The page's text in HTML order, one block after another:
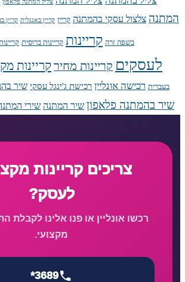
צליל המתנה פלאפון
המתנה צלצול עסקי בהמתנה קריין קריין באנגלית קריין
בשפה זרה קריינות קריינות ברוסית
לעסקים קריינות מחירקריינות
בעברית רכישה אונליין רכישת ג'ינגל עסקי שיר
שיר בהמתנה פלאפון שיר המתנה שירי
צריכים קריינות
לעסק?
רכשו אונליין או פנו אלינו לקבלת
מקצועי.
*3689